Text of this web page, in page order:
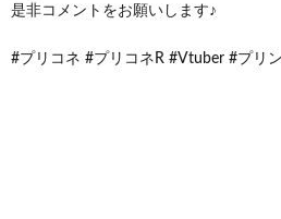
是非コメントをお願いします♪
#プリコネ #プリコネR #Vtuber #プリ